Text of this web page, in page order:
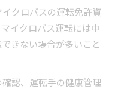
クロバスの運転免許資
イクロバス運転には中
きない場合が多いこと
認、運転手の健康管理